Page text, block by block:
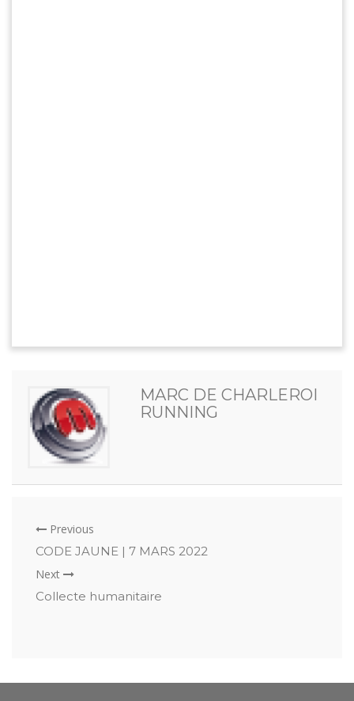
MARC DE CHARLEROI
RUNNING
Previous
CODE JAUNE | 7 MARS 2022
Next
Collecte humanitaire